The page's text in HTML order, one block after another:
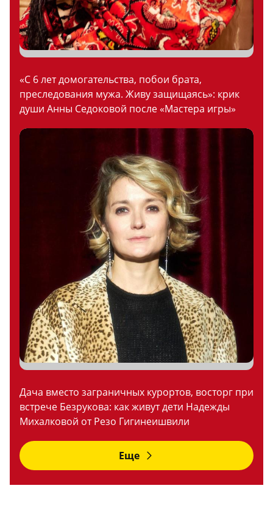
«С 6 лет домогательства, побои брата,
преследования мужа. Живу защищаясь»: крик
души Анны Седоковой после «Мастера игры»
Дача вместо заграничных курортов, восторг при
встрече Безрукова: как живут дети Надежды
Михалковой от Резо Гигинеишвили
Еще